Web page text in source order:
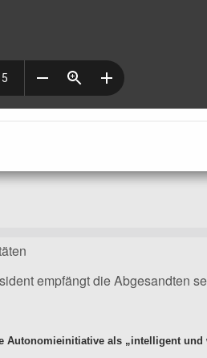
empfängt die Abgesandten
Autonomieinitiative als „intelligent